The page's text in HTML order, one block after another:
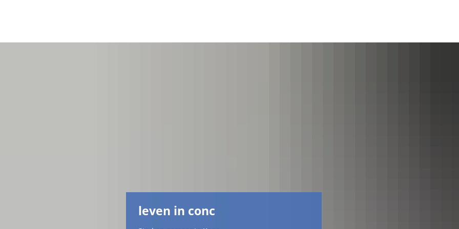
leven in conc